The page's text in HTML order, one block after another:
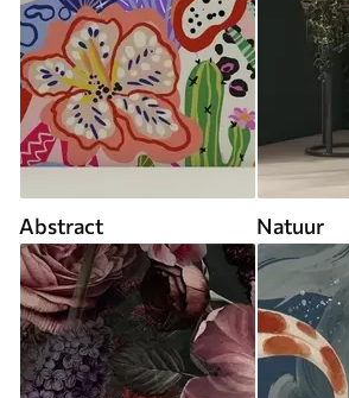
Abstract Natuur